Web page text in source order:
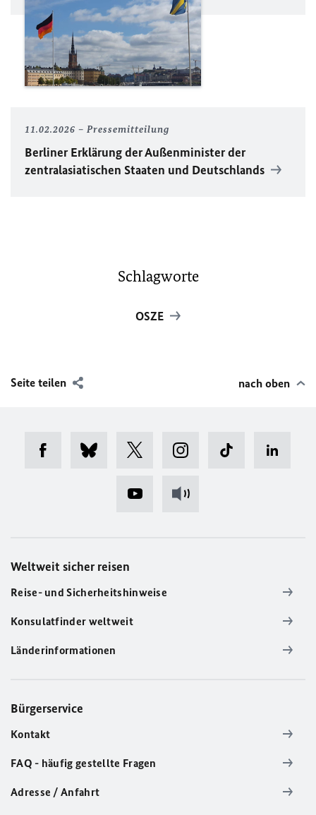
11.02.2026 Pressemitteilung
Berliner Erklärung der Außenminister der
zentralasiatischen Staaten und Deutschlands
Schlagworte
OSZE
Seite teilen nach oben
Weltweit sicher reisen
Reise- und Sicherheitshinweise
Konsulatfinder weltweit
Länderinformationen
Bürgerservice
Kontakt
FAQ - häufig gestellte Fragen
Adresse / Anfahrt